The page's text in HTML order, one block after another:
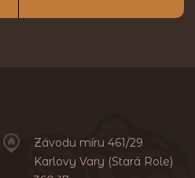
Závodu míru 461/29
Karlovy Vary (Stará Role)